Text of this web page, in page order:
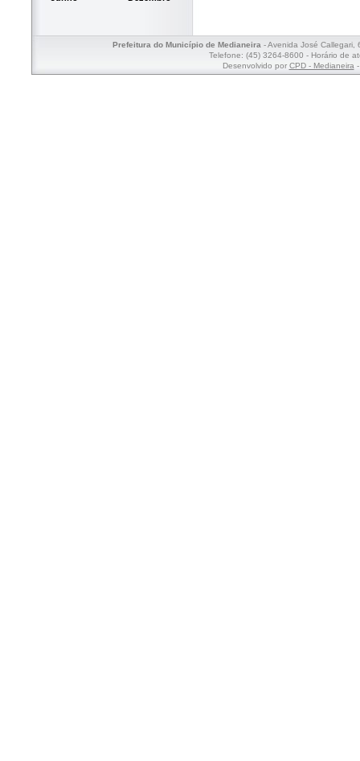
Prefeitura do Município de Medianeira- Avenida José Callegari,
Telefone: (45) 3264-8600 - Horário de
Desenvolvido por CPD - Medianeira-